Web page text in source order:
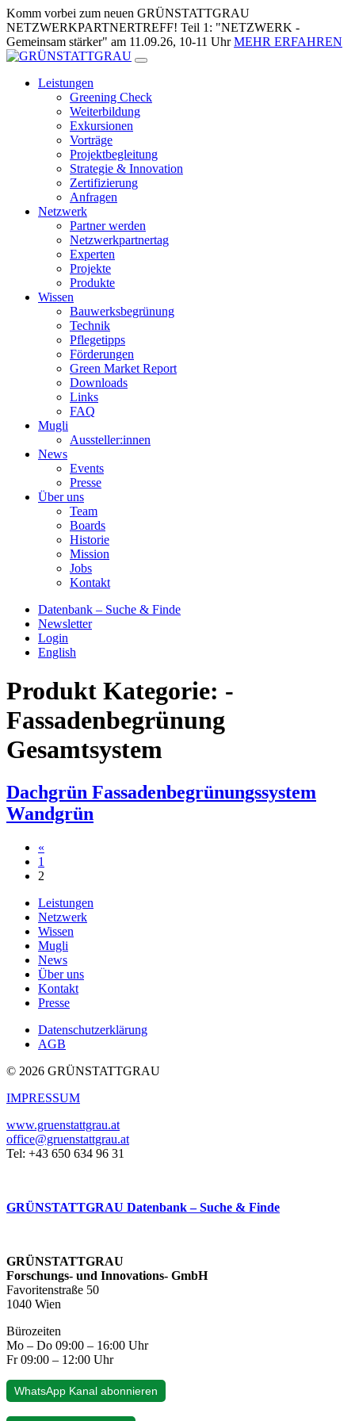
Zum
Inhalt
springen
Komm vorbei zum neuen GRÜNSTATTGRAU
NETZWERKPARTNERTREFF! Teil 1: "NETZWERK -
Gemeinsam stärker" am 11.09.26, 10-11 UhrMEHR ERFAHREN
Leistungen
Greening Check
Weiterbildung
Exkursionen
Vorträge
Projektbegleitung
Strategie & Innovation
Zertifizierung
Anfragen
Netzwerk
Partner werden
Netzwerkpartnertag
Experten
Projekte
Produkte
Wissen
Bauwerksbegrünung
Technik
Pflegetipps
Förderungen
Green Market Report
Downloads
Links
FAQ
Mugli
Aussteller:innen
News
Events
Presse
Über uns
Team
Boards
Historie
Mission
Jobs
Kontakt
Datenbank – Suche & Finde
Newsletter
Login
English
Produkt Kategorie: -
Fassadenbegrünung
Gesamtsystem
Dachgrün Fassadenbegrünungssystem
Wandgrün
Beitragsnavigation
«
1
2
Leistungen
Netzwerk
Wissen
Mugli
News
Über uns
Kontakt
Presse
Datenschutzerklärung
AGB
© 2026 GRÜNSTATTGRAU
IMPRESSUM
www.gruenstattgrau.at
office@gruenstattgrau.at
Tel: +43 650 634 96 31
GRÜNSTATTGRAU Datenbank – Suche & Finde
GRÜNSTATTGRAU
Forschungs- und Innovations- GmbH
Favoritenstraße 50
1040 Wien
Bürozeiten
Mo – Do 09:00 – 16:00 Uhr
Fr 09:00 – 12:00 Uhr
WhatsApp Kanal abonnieren